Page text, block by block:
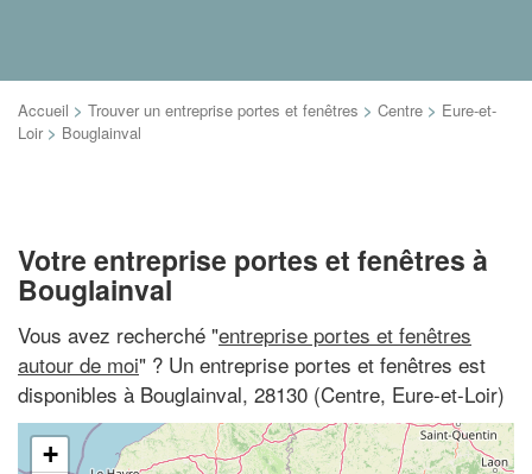
Accueil > Trouver un entreprise portes et fenêtres > Centre > Eure-et-
Loir > Bouglainval
Votre entreprise portes et fenêtres à
Bouglainval
Vous avez recherché "entreprise portes et fenêtres
autour de moi" ? Un entreprise portes et fenêtres est
disponibles à Bouglainval, 28130 (Centre, Eure-et-Loir)
+